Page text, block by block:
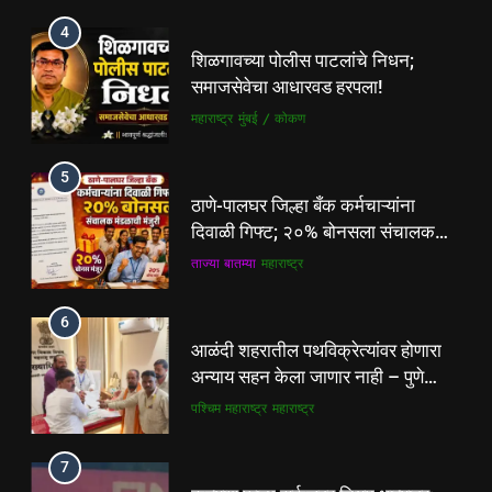
4
शिळगावच्या पोलीस पाटलांचे निधन;
समाजसेवेचा आधारवड हरपला!
महाराष्ट्र मुंबई / कोकण
5
ठाणे-पालघर जिल्हा बँक कर्मचाऱ्यांना
दिवाळी गिफ्ट; २०% बोनसला संचालक
मंडळाची मंजुरी
ताज्या बातम्या महाराष्ट्र
6
आळंदी शहरातील पथविक्रेत्यांवर होणारा
अन्याय सहन केला जाणार नाही – पुणे
जिल्हा अध्यक्ष सोनवणे
पश्चिम महाराष्ट्र महाराष्ट्र
7
5
ठाणे-पालघर जिल्हा बँक कर्मचाऱ्यांना
दिवाळी गिफ्ट; २०% बोनसला संचालक
मंडळाची मंजुरी
महाराष्ट्र
6